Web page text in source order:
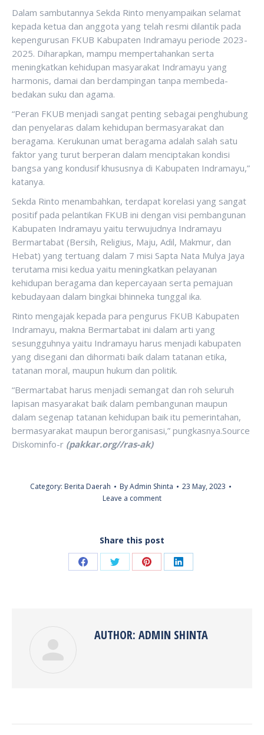
Dalam sambutannya Sekda Rinto menyampaikan selamat
kepada ketua dan anggota yang telah resmi dilantik pada
kepengurusan FKUB Kabupaten Indramayu periode 2023-
2025. Diharapkan, mampu mempertahankan serta
meningkatkan kehidupan masyarakat Indramayu yang
harmonis, damai dan berdampingan tanpa membeda-
bedakan suku dan agama.
“Peran FKUB menjadi sangat penting sebagai penghubung
dan penyelaras dalam kehidupan bermasyarakat dan
beragama. Kerukunan umat beragama adalah salah satu
faktor yang turut berperan dalam menciptakan kondisi
bangsa yang kondusif khususnya di Kabupaten Indramayu,”
katanya.
Sekda Rinto menambahkan, terdapat korelasi yang sangat
positif pada pelantikan FKUB ini dengan visi pembangunan
Kabupaten Indramayu yaitu terwujudnya Indramayu
Bermartabat (Bersih, Religius, Maju, Adil, Makmur, dan
Hebat) yang tertuang dalam 7 misi Sapta Nata Mulya Jaya
terutama misi kedua yaitu meningkatkan pelayanan
kehidupan beragama dan kepercayaan serta pemajuan
kebudayaan dalam bingkai bhinneka tunggal ika.
Rinto mengajak kepada para pengurus FKUB Kabupaten
Indramayu, makna Bermartabat ini dalam arti yang
sesungguhnya yaitu Indramayu harus menjadi kabupaten
yang disegani dan dihormati baik dalam tatanan etika,
tatanan moral, maupun hukum dan politik.
“Bermartabat harus menjadi semangat dan roh seluruh
lapisan masyarakat baik dalam pembangunan maupun
dalam segenap tatanan kehidupan baik itu pemerintahan,
bermasyarakat maupun berorganisasi,” pungkasnya.Source
Diskominfo-r (pakkar.org//ras-ak)
Category: Berita Daerah ByAdmin Shinta
23 May, 2023
Leave a comment
Share this post
Share Share Share Share
AUTHOR: ADMIN SHINTA